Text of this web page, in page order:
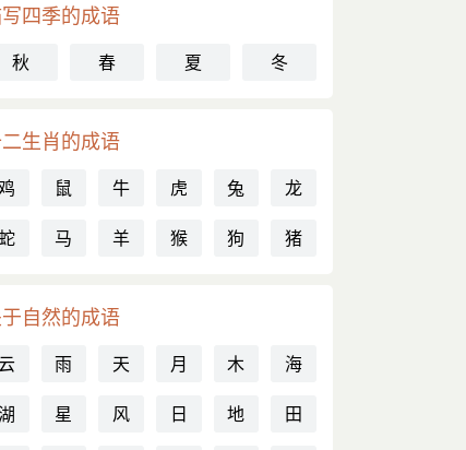
四季的成语
秋 春 夏 冬
生肖的成语
鼠 牛 虎 兔
龙
马 羊 猴 狗 猪
自然的成语
雨 天 月 木
海
星 风 日 地
田